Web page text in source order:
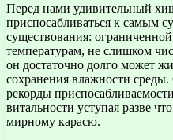
Перед нами удивительный
приспосабливаться к самым
существования:
температурам, не слишком
он достаточно долго может
сохранения влажности
рекорды
витальности уступая разве
мирному карасю.